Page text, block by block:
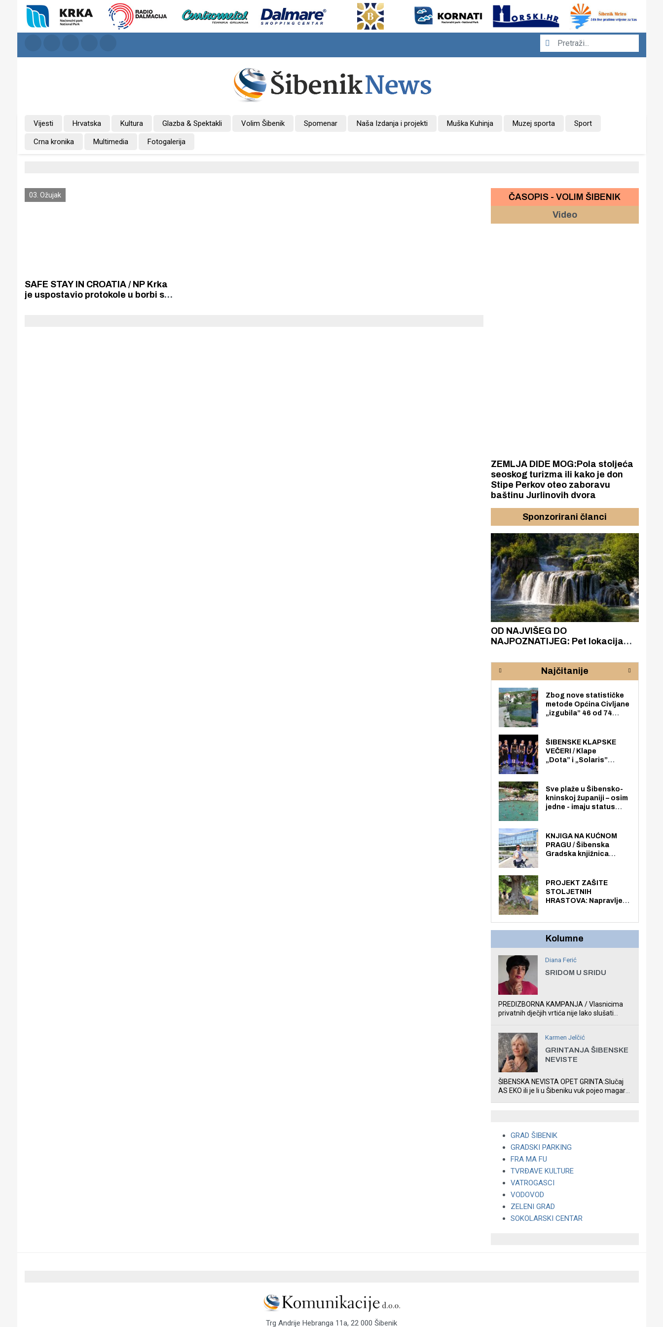
Vijesti Hrvatska Kultura Glazba & Spektakli Volim Šibenik Spomenar Naša Izdanja i projekti Muška Kuhinja Muzej sporta Sport
Crna kronika Multimedia Fotogalerija
03. Ožujak
SAFE STAY IN CROATIA / NP Krka
je uspostavio protokole u borbi s
ČASOPIS - VOLIM ŠIBENIK
Video
ZEMLJA DIDE MOG:Pola stoljeća
seoskog turizma ili kako je don
Stipe Perkov oteo zaboravu
baštinu Jurlinovih dvora
Sponzorirani članci
OD NAJVIŠEG DO
NAJPOZNATIJEG: Pet lokacija
rijeke Krke
Najčitanije
Zbog nove statističke
metode Općina Civljane
„izgubila” 46 od 74
nego radno sposobnih
osoba među svojih 170
stanovnika.
ŠIBENSKE KLAPSKE
VEČERI / Klape
„Dota” i „Solaris”
loži
Sve plaže u Šibensko-
kninskoj županiji – osim
jedne - imaju status
općoj upotrebi. Pristup
je slobodan i besplatan
za sve građane i
KNJIGA NA KUĆNOM
PRAGU / Šibenska
Gradska knjižnica
knjiga na kućnu adresu
električnim biciklom.
PROJEKT ZAŠITE
STOLJETNIH
HRASTOVA: Napravljen
Kolumne
Diana Ferić
SRIDOM U SRIDU
PREDIZBORNA KAMPANJA / Vlasnicima
privatnih dječjih vrtića nije lako slušati
Karmen Jelčić
GRINTANJA ŠIBENSKE
NEVISTE
ŠIBENSKA NEVISTA OPET GRINTA:Slučaj
AS EKO ili je li u Šibeniku vuk pojeo magare,
GRAD ŠIBENIK
GRADSKI PARKING
FRA MA FU
TVRĐAVE KULTURE
VATROGASCI
VODOVOD
ZELENI GRAD
SOKOLARSKI CENTAR
Trg Andrije Hebranga 11a, 22 000 Šibenik